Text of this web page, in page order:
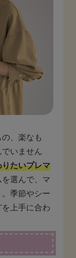
、楽なも
いません
たいプレマ
選んで、マ
季節やシー
上手に合わ